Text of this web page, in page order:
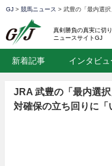
GJ > 競馬ニュース > 武豊の「最内選
真剣勝負の真実に切
ニュースサイトGJ
新着記事 インタビュ
JRA 武豊の「最内選
対確保の立ち回りに「